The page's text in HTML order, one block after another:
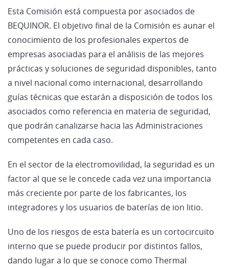
Esta Comisión está compuesta por asociados de
BEQUINOR. El objetivo final de la Comisión es aunar el
conocimiento de los profesionales expertos de
empresas asociadas para el análisis de las mejores
prácticas y soluciones de seguridad disponibles, tanto
a nivel nacional como internacional, desarrollando
guías técnicas que estarán a disposición de todos los
asociados como referencia en materia de seguridad,
que podrán canalizarse hacia las Administraciones
competentes en cada caso.
En el sector de la electromovilidad, la seguridad es un
factor al que se le concede cada vez una importancia
más creciente por parte de los fabricantes, los
integradores y los usuarios de baterías de ion litio.
Uno de los riesgos de esta batería es un cortocircuito
interno que se puede producir por distintos fallos,
dando lugar a lo que se conoce como Thermal